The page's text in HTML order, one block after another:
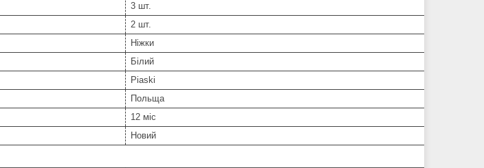
3 шт.
2 шт.
Ніжки
Білий
Piaski
Польща
12 міс
Новий